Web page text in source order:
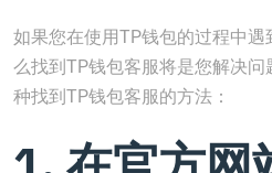
如果您在使用TP钱包的过程中
么找到TP钱包客服将是您解决
种找到TP钱包客服的方法：